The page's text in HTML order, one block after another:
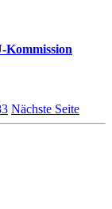
Kommission
Nächste Seite